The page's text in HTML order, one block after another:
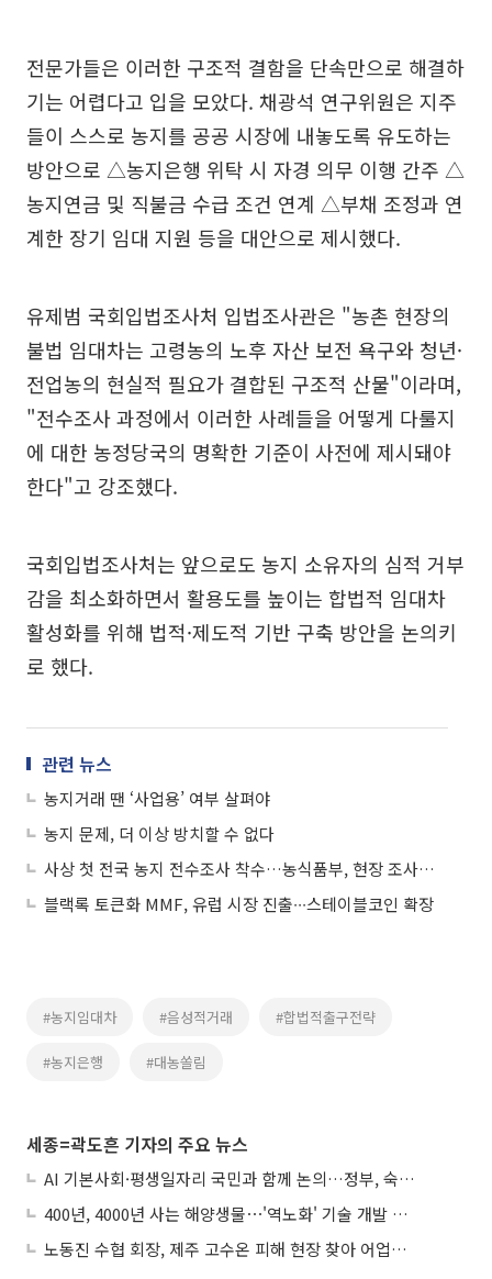
전문가들은 이러한 구조적 결함을 단속만으로 해결하
기는 어렵다고 입을 모았다. 채광석 연구위원은 지주
들이 스스로 농지를 공공 시장에 내놓도록 유도하는
방안으로 △농지은행 위탁 시 자경 의무 이행 간주 △
농지연금 및 직불금 수급 조건 연계 △부채 조정과 연
계한 장기 임대 지원 등을 대안으로 제시했다.
유제범 국회입법조사처 입법조사관은 "농촌 현장의
불법 임대차는 고령농의 노후 자산 보전 욕구와 청년·
전업농의 현실적 필요가 결합된 구조적 산물"이라며,
"전수조사 과정에서 이러한 사례들을 어떻게 다룰지
에 대한 농정당국의 명확한 기준이 사전에 제시돼야
한다"고 강조했다.
국회입법조사처는 앞으로도 농지 소유자의 심적 거부
감을 최소화하면서 활용도를 높이는 합법적 임대차
활성화를 위해 법적·제도적 기반 구축 방안을 논의키
로 했다.
관련 뉴스
농지거래 땐 ‘사업용’ 여부 살펴야
농지 문제, 더 이상 방치할 수 없다
사상 첫 전국 농지 전수조사 착수…농식품부, 현장 조사원 모집
블랙록 토큰화 MMF, 유럽 시장 진출∙∙∙스테이블코인 확장
#농지임대차 #음성적거래 #합법적출구전략
#농지은행 #대농쏠림
세종=곽도흔 기자의 주요 뉴스
AI 기본사회·평생일자리 국민과 함께 논의…정부, 숙의공론화 착수
400년, 4000년 사는 해양생물⋯'역노화' 기술 개발 추진
노동진 수협 회장, 제주 고수온 피해 현장 찾아 어업인 지원 점검